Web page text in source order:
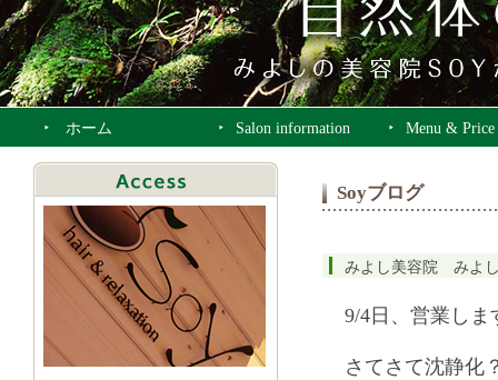
ホーム Salon information Menu & Price
Soyブログ
みよし美容院 みよ
9/4日、営業しま
さてさて沈静化